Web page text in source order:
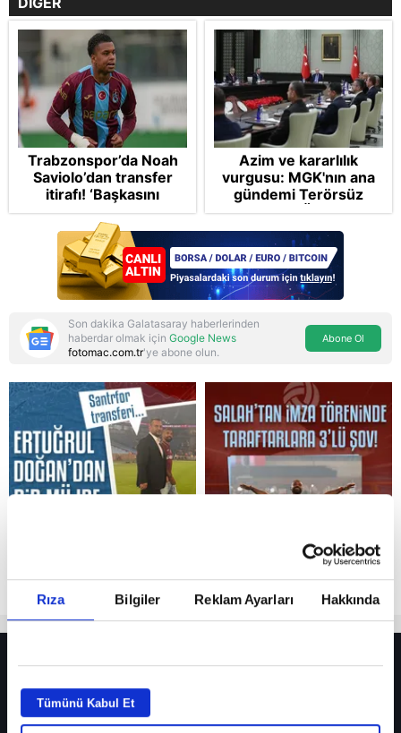
Rıza Bilgiler Reklam Ayarları Hakkında
Tümünü Kabul Et
Reddet
Trabzonspor’da Noah
Saviolo’dan transfer
itirafı! ‘Başkasını
izlemeye geldi’
Azim ve kararlılık
vurgusu: MGK'nın ana
gündemi Terörsüz
Türkiye! FETÖ tamamen
bertaraf edilecek
Son dakika Galatasaray haberlerinden
haberdar olmak için Google News
fotomac.com.tr'ye abone olun.
Abone Ol
Fenerbahçe’de sürpriz ayrılık ihtimali! Devre arasında gelmişti
Fenerbahçe’nin yeni transferi Mason Greenwood için olay sözler!